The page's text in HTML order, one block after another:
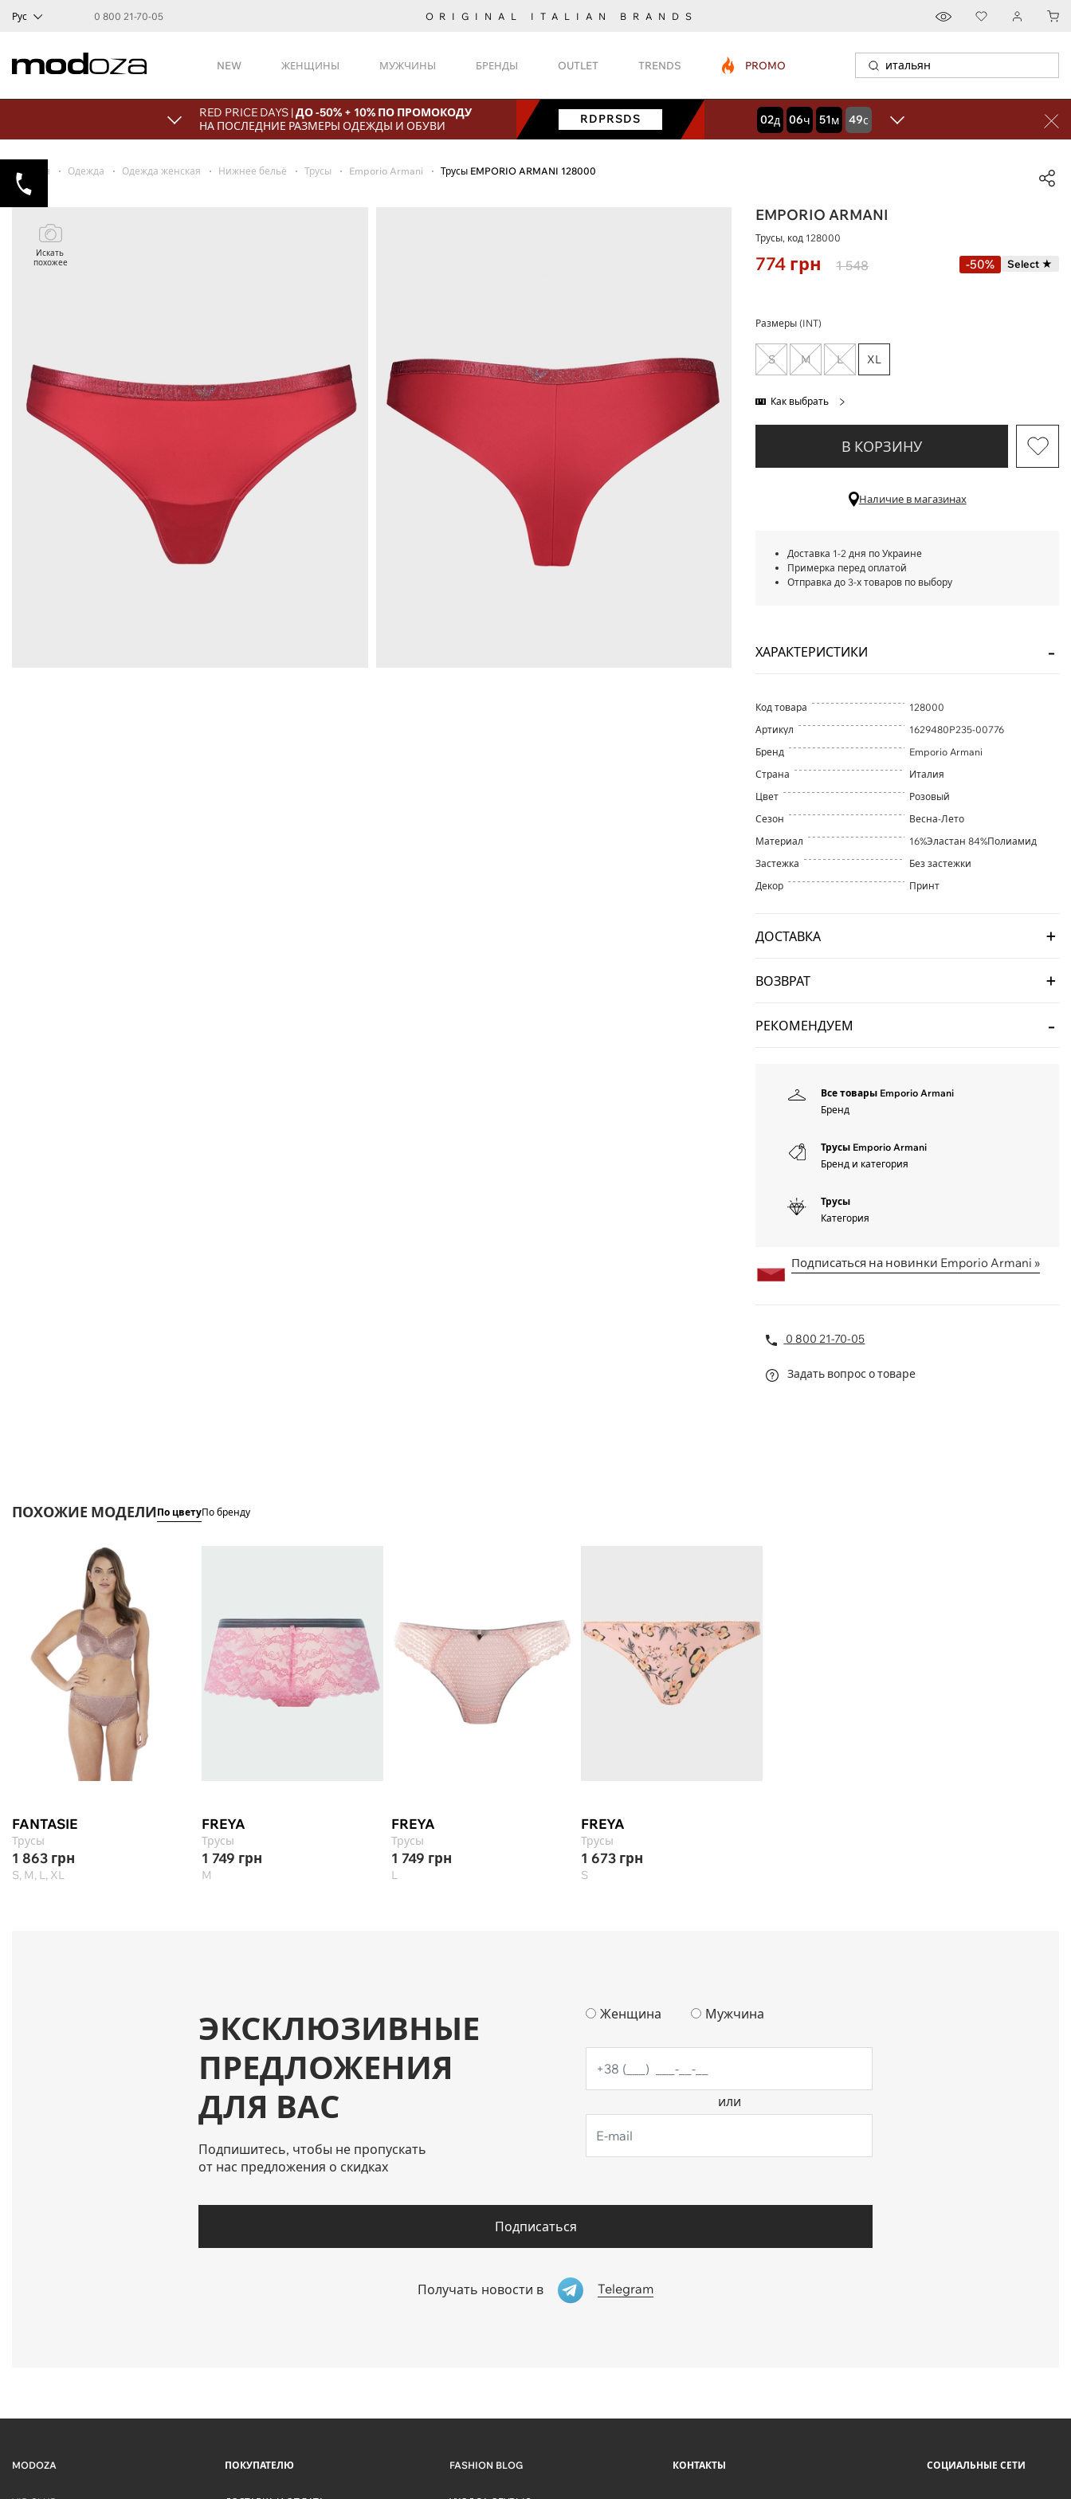
Рус 0 800 21-70-05 ORIGINAL ITALIAN BRANDS
NEW ЖЕНЩИНЫ МУЖЧИНЫ БРЕНДЫ OUTLET TRENDS PROMO
RED PRICE DAYS |ДО -50% + 10% ПО ПРОМОКОДУ
НА ПОСЛЕДНИЕ РАЗМЕРЫ ОДЕЖДЫ И ОБУВИ
RDPRSDS 02дней
06часов
51минут
48секунд
Главная Одежда Одежда женская Нижнее бельё Трусы Emporio Armani Трусы EMPORIO ARMANI 128000
Искать
похожее
EMPORIO ARMANI
Трусы, код 128000
774 грн 1 548 Select ★
-50%
Размеры (INT)
S M L XL
Как выбрать
В КОРЗИНУ
Наличие в магазинах
Доставка 1-2 дня по Украине
Примерка перед оплатой
Отправка до 3-х товаров по выбору
ХАРАКТЕРИСТИКИ
Код товара
128000
Артикул
1629480P235-00776
Бренд
Emporio Armani
Страна
Италия
Цвет
Розовый
Сезон
Весна-Лето
Материал
16%Эластан 84%Полиамид
Застежка
Без застежки
Декор
Принт
ДОСТАВКА
ВОЗВРАТ
РЕКОМЕНДУЕМ
Все товары Emporio Armani
Бренд
Трусы Emporio Armani
Бренд и категория
Трусы
Категория
Подписаться на новинки Emporio Armani »
0 800 21-70-05
Задать вопрос о товаре
ПОХОЖИЕ МОДЕЛИПо цветуПо бренду
FANTASIE
Трусы
1 863 грн
S, M, L, XL
FREYA
Трусы
1 749 грн
M
FREYA
Трусы
1 749 грн
L
FREYA
Трусы
1 673 грн
S
ЭКСКЛЮЗИВНЫЕ
ПРЕДЛОЖЕНИЯ
ДЛЯ ВАС
Подпишитесь, чтобы не пропускать
от нас предложения о скидках
Женщина Мужчина
или
Подписаться
Получать новости в Telegram
MODOZA ПОКУПАТЕЛЮ FASHION BLOG КОНТАКТЫ СОЦИАЛЬНЫЕ СЕТИ